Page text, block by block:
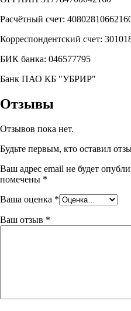
Расчётный счет:
Корреспондентский счет:
БИК банка: 046577795
Банк ПАО КБ "УБРИР"
Отзывы
Отзывов пока нет.
Будьте первым, кто оставил
Ваш адрес email не будет
помечены *
Ваша оценка *
Ваш отзыв *